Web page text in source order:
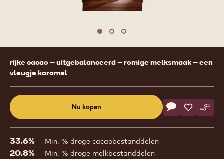
Move to slide 1
Move to slide 2
Move to slide 3
Product
information
rijke cacao – uitgebalanceerd – romige melksmaak – een
vleugje karamel
Nu kopen
a
window)
Actions
Schrijf een
- 823Opslaan
- 823-
33.6% Min. % droge cacaobestanddelen
20.8% Min. % droge melkbestanddelen